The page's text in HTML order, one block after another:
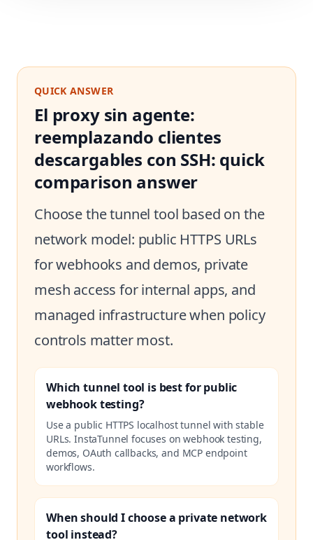
QUICK ANSWER
El proxy sin agente:
reemplazando clientes
descargables con SSH: quick
comparison answer
Choose the tunnel tool based on the
network model: public HTTPS URLs
for webhooks and demos, private
mesh access for internal apps, and
managed infrastructure when policy
controls matter most.
Which tunnel tool is best for public
webhook testing?
Use a public HTTPS localhost tunnel with stable
URLs. InstaTunnel focuses on webhook testing,
demos, OAuth callbacks, and MCP endpoint
workflows.
When should I choose a private network
tool instead?